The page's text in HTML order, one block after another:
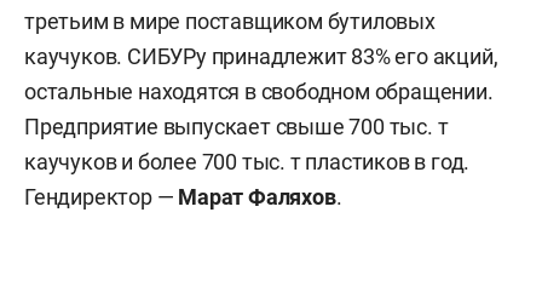
третьим в мире поставщиком бутиловых
каучуков. СИБУРу принадлежит 83% его акций,
остальные находятся в свободном обращении.
Предприятие выпускает свыше 700 тыс. т
каучуков и более 700 тыс. т пластиков в год.
Гендиректор — Марат Фаляхов.